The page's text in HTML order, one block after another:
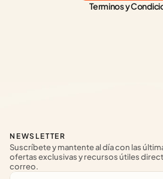
Terminos y
NEWSLETTER
Suscríbete y mantente al día con las
ofertas exclusivas y recursos útiles
correo.